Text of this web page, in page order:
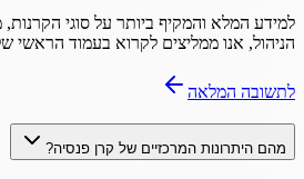
למידע המלא והמקיף ביותר על סוגי
הניהול, אנו ממליצים לקרוא בעמוד הראשי
לתשובה המלאה
מהם היתרונות המרכזיים של קרן פנסיה?